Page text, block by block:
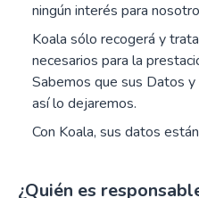
ningún interés para
Koala sólo recogerá y
necesarios para la
Sabemos que sus Datos
así lo dejaremos.
Con Koala, sus datos
¿Quién es